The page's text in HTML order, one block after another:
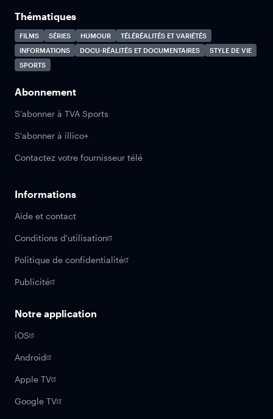
Thématiques
FILMS SÉRIES HUMOUR
TÉLÉRÉALITÉS ET VARIÉTÉS
INFORMATIONS
DOCU-RÉALITÉS ET DOCUMENTAIRES
STYLE DE VIE
SPORTS
Abonnement
S'abonner à TVA Sports
S'abonner à illico+
Contactez votre fournisseur télé
Informations
Aide et contact
Conditions d'utilisation
Politique de confidentialité
Publicité
Notre application
iOS
Android
Apple TV
Google TV